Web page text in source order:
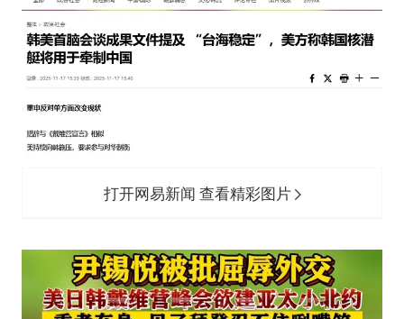
打开网易新闻 查看精彩图片